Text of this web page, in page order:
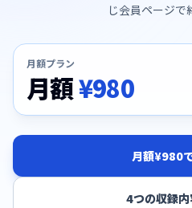
じ会員ページで
月額プラン
月額¥980
月額¥980
4つの収録